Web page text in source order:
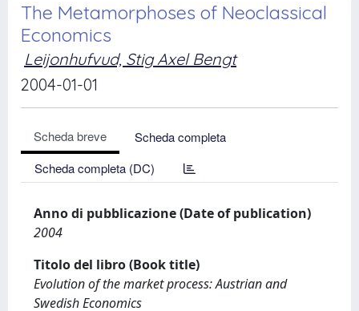
The Metamorphoses of Neoclassical
Economics
Leijonhufvud, Stig Axel Bengt
2004-01-01
Scheda breve
Scheda completa
Scheda completa (DC)
Anno di pubblicazione (Date of publication)
2004
Titolo del libro (Book title)
Evolution of the market process: Austrian and
Swedish Economics